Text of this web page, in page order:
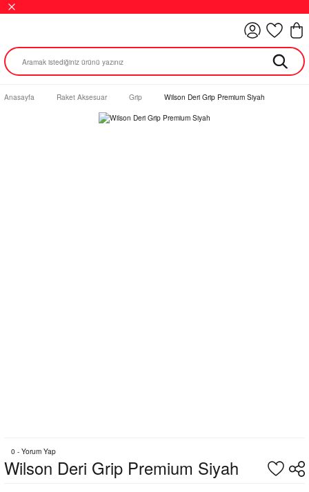
Anasayfa Raket Aksesuar Grip Wilson Deri Grip Premium Siyah
0 - Yorum Yap
Wilson Deri Grip Premium Siyah